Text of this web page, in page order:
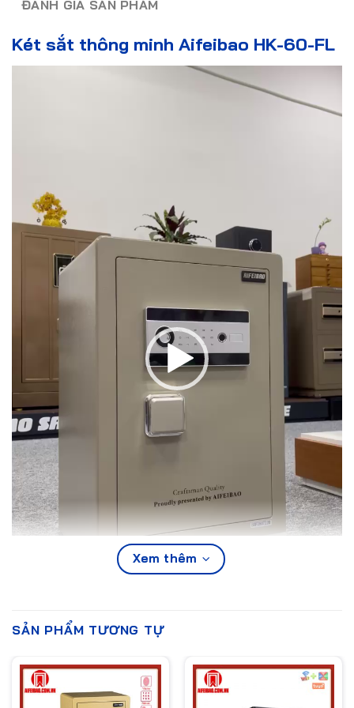
ĐÁNH GIÁ SẢN PHẨM
Két sắt thông minh Aifeibao HK-60-FL
00:00
Két sắt thông minh Aifeibao HK-60-FL. Với kích thước cao
600mm, Rộng 390 mm, Sâu 340 mm rất phù hợp để
trong phòng ngủ. Để dưới bàn trang điểm, làm tab đầu
Xem thêm
SẢN PHẨM TƯƠNG TỰ